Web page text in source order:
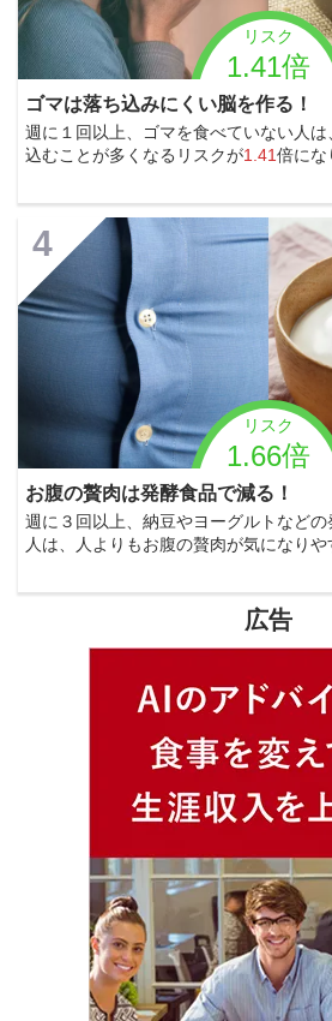
リスク
1.41倍
ゴマは落ち込みにくい脳を作る！
週に１回以上、ゴマを食べていない人
込むことが多くなるリスクが1.41倍にな
リスク
1.66倍
4
お腹の贅肉は発酵食品で減る！
週に３回以上、納豆やヨーグルトなど
人は、人よりもお腹の贅肉が気になりや
広告